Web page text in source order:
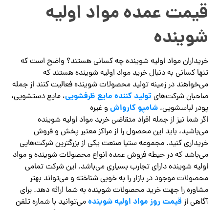
قیمت عمده مواد اولیه
شوینده
خریداران مواد اولیه شوینده چه کسانی هستند؟ واضح است که
تنها کسانی به دنبال خرید مواد اولیه شوینده هستند که
می‌خواهند در زمینه تولید محصولات شوینده فعالیت کنند از جمله
صاحبان شرکت‌هایتولید کننده مایع ظرفشویی، مایع دستشویی،
پودر لباسشویی،شامپو کارواش و غیره
اگر شما نیز از جمله افراد متقاضی خرید مواد اولیه شوینده
می‌باشید، باید این محصول را از مراکز معتبر پخش و فروش
خریداری کنید. مجموعه ستیا صنعت یکی از بزرگترین شرکت‌هایی
می‌باشد که در حیطه فروش عمده انواع محصولات شوینده و مواد
اولیه شوینده دارای تجارب بسیاری می‌باشد. این شرکت تمامی
محصولات موجود در بازار را به خوبی شناخته و می‌تواند بهتر
مشاوره را جهت خرید محصولات شوینده به شما ارائه دهد. برای
آگاهی از قیمت روز مواد اولیه شویندهمی‌توانید با شماره تلفن